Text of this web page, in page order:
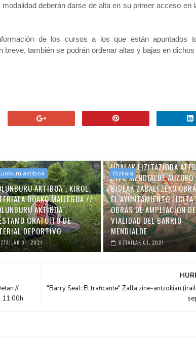
deberán darse de alta en su primer acceso en
de los cursos a los que están apuntados
breve, también se podrán ordenar altas y bajas en
aktiboa
AKTIBOA", KIROL
DOAKO MAILEGUA //
AKTIBOA",
GRATUITO DE
DEPORTIVO
01, 2021
Bizkaia
UDALAK LIZITAZIORA
DITU MENDIALDE AUZOKO
BIDEAK ZABALTZEKO
EL AYUNTAMIENTO LICITA
OBRAS DE AMPLIACIÓN
VIALIDAD DEL BARRIO
MENDIALDE
UZTAILAK 01, 2021
"Barry Seal: El traficante" Zalla zine-antzokian
//
11:00h